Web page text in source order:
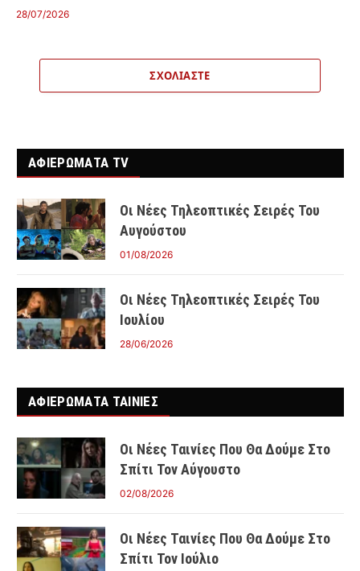
28/07/2026
ΣΧΟΛΙΆΣΤΕ
ΑΦΙΕΡΩΜΑΤΑ TV
Οι Νέες Τηλεοπτικές Σειρές Του
Αυγούστου
01/08/2026
Οι Νέες Τηλεοπτικές Σειρές Του
Ιουλίου
28/06/2026
ΑΦΙΕΡΩΜΑΤΑ ΤΑΙΝΊΕΣ
Οι Νέες Ταινίες Που Θα Δούμε Στο
Σπίτι Τον Αύγουστο
02/08/2026
Οι Νέες Ταινίες Που Θα Δούμε Στο
Σπίτι Τον Ιούλιο